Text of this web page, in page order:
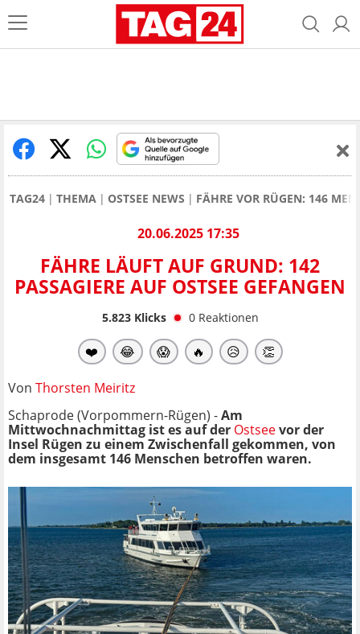
TAG24 THEMA OSTSEE NEWS FÄHRE VOR RÜGEN: 146
20.06.2025 17:35
FÄHRE LÄUFT AUF GRUND: 142
PASSAGIERE AUF OSTSEE GEFANGEN
5.823Klicks 0 Reaktionen
❤️ 😂 😱 🔥 😥 👏
Von Thorsten Meiritz
Schaprode (Vorpommern-Rügen) -Am
Mittwochnachmittag ist es auf der Ostseevor der
Insel Rügen zu einem Zwischenfall gekommen, von
dem insgesamt 146 Menschen betroffen waren.